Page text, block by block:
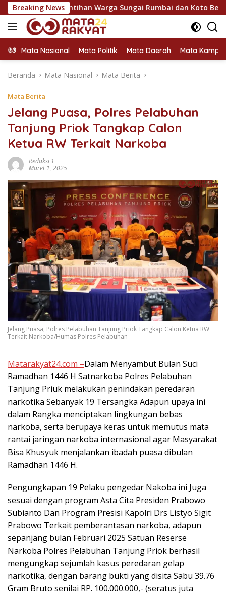
Langsung
ke
konten
Breaking News
Rintihan Warga Sungai Rumbai dan Koto Besar via Reses
Mata Nasional Mata Politik Mata Daerah Mata
Beranda Mata Nasional Mata Berita
Mata Berita
Jelang Puasa, Polres Pelabuhan
Tanjung Priok Tangkap Calon
Ketua RW Terkait Narkoba
Redaksi 1
Maret 1, 2025
Jelang Puasa, Polres Pelabuhan Tanjung Priok Tangkap Calon Ketua RW
Terkait Narkoba/Humas Polres Pelabuhan
Matarakyat24.com –Dalam Menyambut Bulan Suci
Ramadhan 1446 H Satnarkoba Polres Pelabuhan
Tanjung Priuk melakukan penindakan peredaran
narkotika Sebanyak 19 Tersangka Adapun upaya ini
dalam Rangka menciptakan lingkungan bebas
narkoba, serta berupaya keras untuk memutus mata
rantai jaringan narkoba internasional agar Masyarakat
Bisa Khusyuk menjalankan ibadah puasa dibulan
Ramadhan 1446 H.
Pengungkapan 19 Pelaku pengedar Nakoba ini Juga
sesuai dengan program Asta Cita Presiden Prabowo
Subianto Dan Program Presisi Kapolri Drs Listyo Sigit
Prabowo Terkait pemberantasan narkoba, adapun
sepanjang bulan Februari 2025 Satuan Reserse
Narkoba Polres Pelabuhan Tanjung Priok berhasil
mengungkap sejumlah kasus peredaran gelap
narkotika, dengan barang bukti yang disita Sabu 39.76
Gram Bruto senilai RP. 100.000.000,- (seratus juta